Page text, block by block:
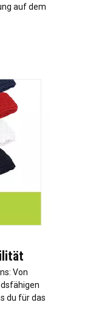
auf dem
Von
du für das